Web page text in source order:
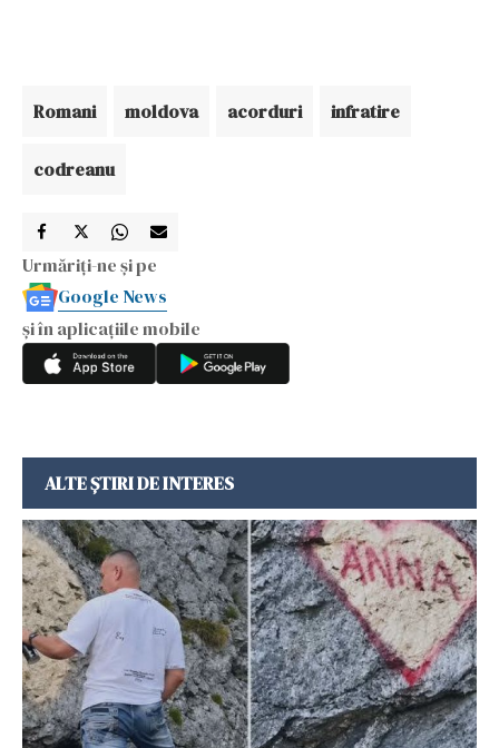
Romani moldova acorduri infratire
codreanu
Urmăriți-ne și pe
Google News
și în aplicațiile mobile
ALTE ȘTIRI DE INTERES